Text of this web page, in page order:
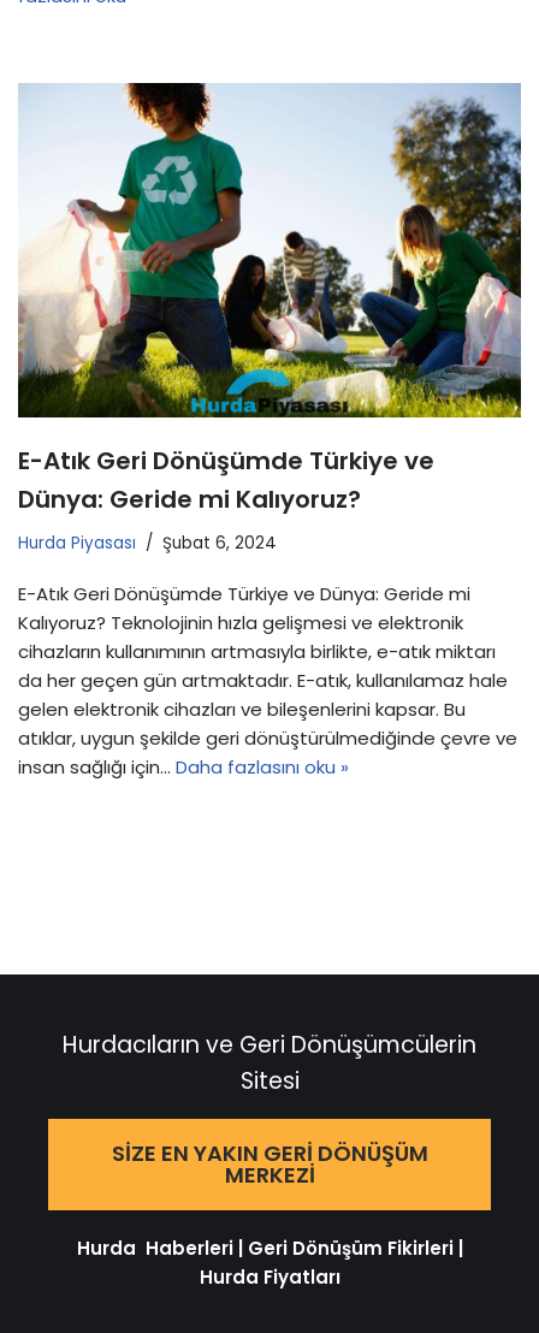
E-Atık Geri Dönüşümde Türkiye ve
Dünya: Geride mi Kalıyoruz?
Hurda Piyasası Şubat 6, 2024
E-Atık Geri Dönüşümde Türkiye ve Dünya: Geride mi
Kalıyoruz? Teknolojinin hızla gelişmesi ve elektronik
cihazların kullanımının artmasıyla birlikte, e-atık miktarı
da her geçen gün artmaktadır. E-atık, kullanılamaz hale
gelen elektronik cihazları ve bileşenlerini kapsar. Bu
atıklar, uygun şekilde geri dönüştürülmediğinde çevre ve
insan sağlığı için… Daha fazlasını oku »
Hurdacıların ve Geri Dönüşümcülerin
Sitesi
SIZE EN YAKIN GERI DÖNÜŞÜM
MERKEZI
Hurda Haberleri| Geri Dönüşüm Fikirleri|
Hurda Fiyatları